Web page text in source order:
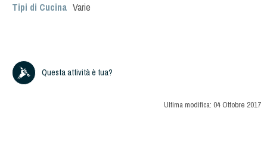
Tipi di Cucina Varie
Questa attività è tua?
Ultima modifica: 04 Ottobre 2017